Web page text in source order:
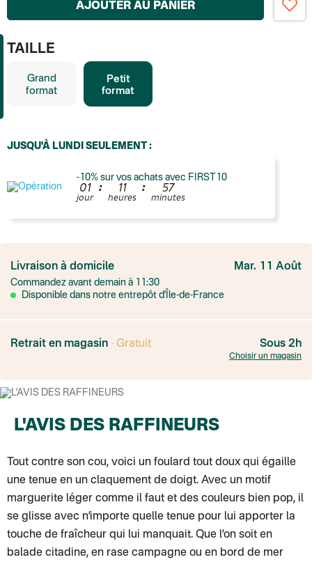
TAILLE
Grand
format
Petit
format
AJOUTER AU PANIER
JUSQU'À LUNDI SEULEMENT :
-10% sur vos achats avec FIRST10
01
jour
: 11
heures
: 57
minutes
Colissimo suivi
Point relais rapide
Transport Express
Lettre prioritaire
Livraison TNT (expédition par Salty design )
Point relais Express (commerçant ou bureau de poste) : Point
Colissimo suivi (expédition par Tot)
Colissimo suivi (expédition par Ratio): Livraison à votre domicile,
Colissimo suivi (envoi partenaire)
Colissimo suivi (expédition Soundivine)
Colissimo suivi (expédition Juste un arbre)
Lettre suivie (expédition Merci Maman)
Colis suivi (DPD)
Colissimo suivi (expédition Les Fils)
Livraison à domicile Mar. 11 Août
Commandez avant demain à 11:30
Disponible dans notre entrepôt d'Île-de-France
Retrait en magasin · Gratuit Sous 2h
Choisir un magasin
L'AVIS DES RAFFINEURS
Tout contre son cou, voici un foulard tout doux qui égaille
une tenue en un claquement de doigt. Avec un motif
marguerite léger comme il faut et des couleurs bien pop, il
se glisse avec n’importe quelle tenue pour lui apporter la
touche de fraîcheur qui lui manquait. Que l’on soit en
balade citadine, en rase campagne ou en bord de mer